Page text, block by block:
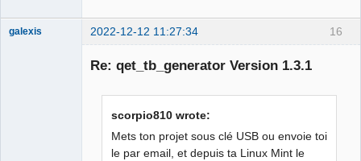
16
galexis 2022-12-12 11:27:34
Re: qet_tb_generator Version 1.3.1
scorpio810 wrote:
Mets ton projet sous clé USB ou envoie toi
le par email, et depuis ta Linux Mint le